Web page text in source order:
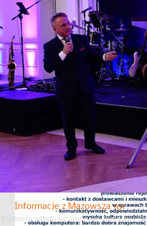
odbyło się uroczyste Powiatowe
19
Poprzedni Następny
Kolejna fala upałów. Załatw
Bezpieczna wizyta w ZUS przez
niej bez wychodzenia z domu załatwią
Spotkanie autorskie z Karoliną
8 lipca 2026 roku w Miejskiej Bibliotece
News i Interii oraz autorką reportażu
Informacje z Mazowsza 161